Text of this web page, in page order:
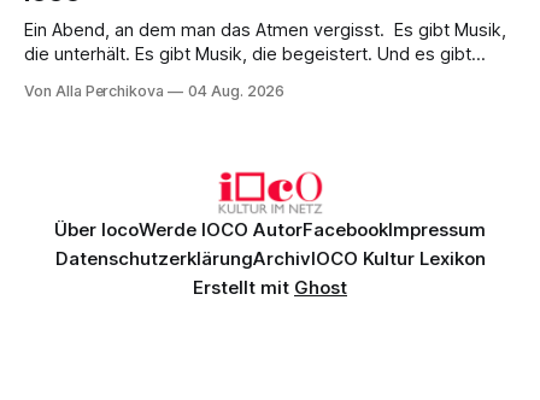
Ein Abend, an dem man das Atmen vergisst. Es gibt Musik,
die unterhält. Es gibt Musik, die begeistert. Und es gibt
Genau so war der Abend im Kurhaus Wiesbaden, an dem
Von Alla Perchikova 04 Aug. 2026
Über IocoWerde IOCO AutorFacebookImpressum
DatenschutzerklärungArchivIOCO Kultur Lexikon
Erstellt mit Ghost